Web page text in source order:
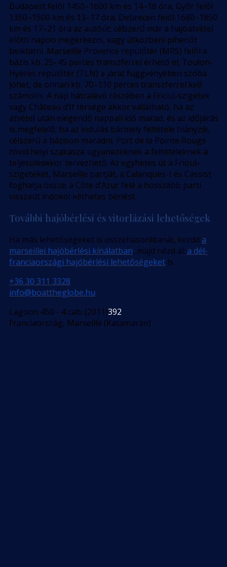
Budapest felől 1450–1600 km és 14–18 óra, Győr felől
1350–1500 km és 13–17 óra, Debrecen felől 1680–1850
km és 17–21 óra az autóút; célszerű már a hajóátvétel
előtti napon megérkezni, vagy útközbeni pihenőt
beiktatni. Marseille Provence repülőtér (MRS) felől a
bázis kb. 25–45 perces transzferrel érhető el; Toulon-
Hyères repülőtér (TLN) a járat függvényében szóba
jöhet, de onnan kb. 70–110 perces transzferrel kell
számolni. A nap hátralévő részében a Frioul-szigetek
vagy Château d’If térsége akkor vállalható, ha az
átvétel után elegendő nappali idő marad, és az időjárás
is megfelelő; ha az indulás bármely feltétele hiányzik,
célszerű a bázison maradni. Port de la Pointe Rouge
rövid helyi szakasza ugyanezeknek a feltételeknek a
teljesülésekor tervezhető. Az egyhetes út a Frioul-
szigeteket, Marseille partját, a Calanques-t és Cassist
foghatja össze; a Côte d’Azur felé a hosszabb parti
visszaút indokol kéthetes bérlést.
További hajóbérlési és vitorlázási lehetőségek
Ha más lehetőségeket is összehasonlítanál, kezdd a
marseillei hajóbérlési kínálatban, majd nézd áta dél-
franciaországi hajóbérlési lehetőségeket is.
+36 30 311 3328
info@boattheglobe.hu
Lagoon 450 - 4 cab. (2011)392
Franciaország, Marseille (Katamarán)